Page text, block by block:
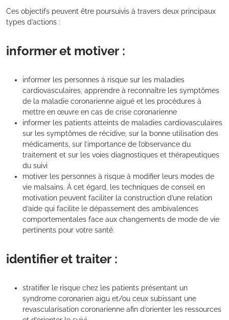
Ces objectifs peuvent être poursuivis à travers deux principaux
types d’actions :
informer et motiver :
informer les personnes à risque sur les maladies
cardiovasculaires, apprendre à reconnaître les symptômes
de la maladie coronarienne aiguë et les procédures à
mettre en œuvre en cas de crise coronarienne
informer les patients atteints de maladies cardiovasculaires
sur les symptômes de récidive, sur la bonne utilisation des
médicaments, sur l’importance de l’observance du
traitement et sur les voies diagnostiques et thérapeutiques
du suivi
motiver les personnes à risque à modifier leurs modes de
vie malsains. À cet égard, les techniques de conseil en
motivation peuvent faciliter la construction d’une relation
d’aide qui facilite le dépassement des ambivalences
comportementales face aux changements de mode de vie
pertinents pour votre santé.
identifier et traiter :
stratifier le risque chez les patients présentant un
syndrome coronarien aigu et/ou ceux subissant une
revascularisation coronarienne afin d’orienter les ressources